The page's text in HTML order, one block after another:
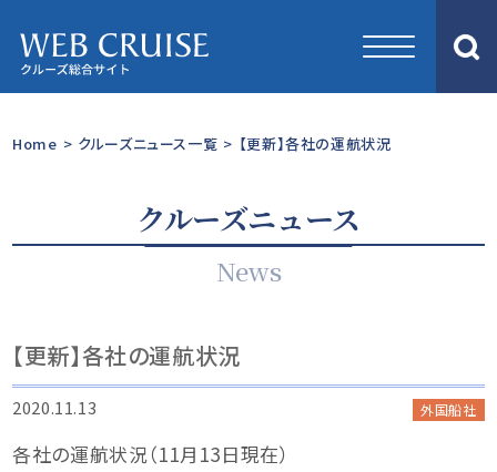
Home > クルーズニュース一覧 > 【更新】各社の運航状況
クルーズニュース
News
【更新】各社の運航状況
2020.11.13 外国船社
各社の運航状況（11月13日現在）